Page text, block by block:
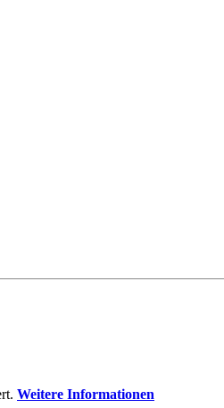
Weitere Informationen